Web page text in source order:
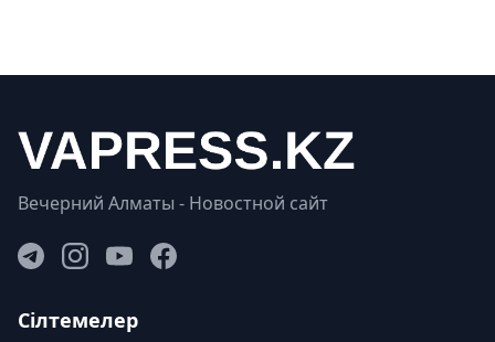
Вечерний Алматы - Новостной сайт
Сілтемелер